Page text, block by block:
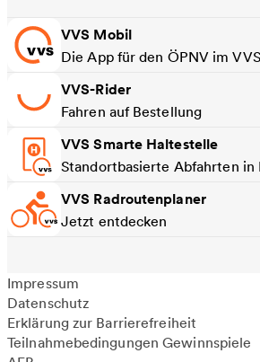
VVS Mobil
Die App für den ÖPNV im
VVS-Rider
Fahren auf Bestellung
VVS Smarte Haltestelle
Standortbasierte Abfahrten in
VVS Radroutenplaner
Jetzt entdecken
Impressum
Datenschutz
Erklärung zur Barrierefreiheit
Teilnahmebedingungen Gewinnspiele